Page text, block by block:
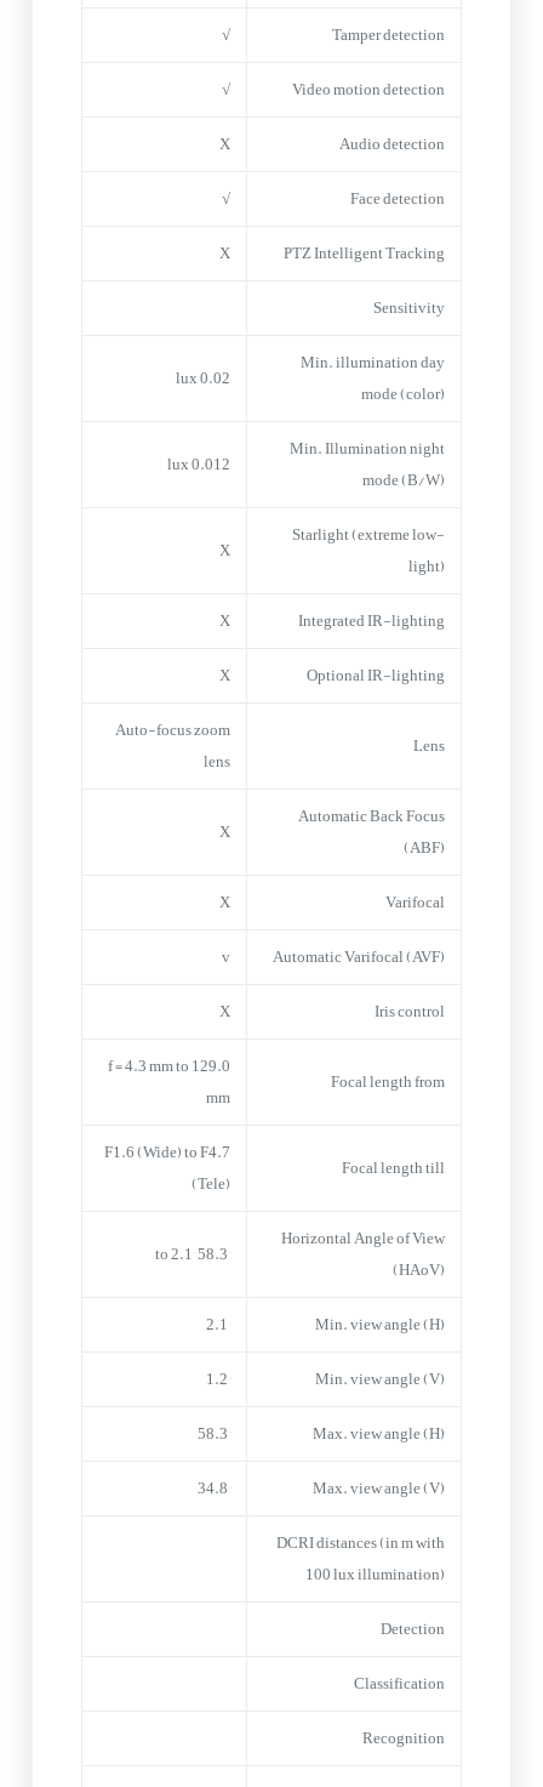
Tamper detection
√
Video motion detection
√
Audio detection
X
Face detection
√
PTZ Intelligent Tracking
X
Sensitivity
Min. illumination day
mode (color)
0.02 lux
Min. Illumination night
mode (B/W)
0.012 lux
Starlight (extreme low-
light)
X
Integrated IR-lighting
X
Optional IR-lighting
X
Lens
Auto-focus zoom
lens
Automatic Back Focus
(ABF)
X
Varifocal
X
Automatic Varifocal (AVF)
v
Iris control
X
Focal length from
f = 4.3 mm to 129.0
mm
Focal length till
F1.6 (Wide) to F4.7
(Tele)
Horizontal Angle of View
(HAoV)
58.3° to 2.1°
Min. view angle (H)
2.1°
Min. view angle (V)
1.2°
Max. view angle (H)
58.3°
Max. view angle (V)
34.8°
DCRI distances (in m with
100 lux illumination)
Detection
Classification
Recognition